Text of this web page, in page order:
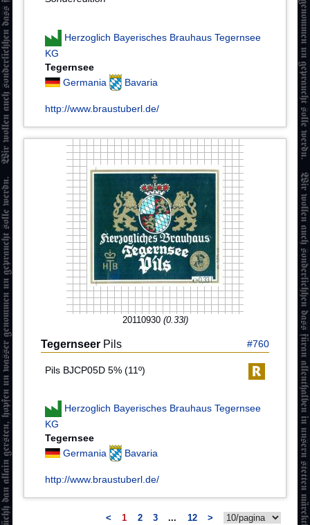
Herzoglich Bayerisches Brauhaus Tegernsee
KG
Tegernsee
Germania
Bavaria
http://www.braustuberl.de/
20110930 (0.33l)
Tegernseer Pils #760
Pils BJCP05D 5% (11º)
Herzoglich Bayerisches Brauhaus Tegernsee
KG
Tegernsee
Germania
Bavaria
http://www.braustuberl.de/
< 1 2 3 ... 12 >